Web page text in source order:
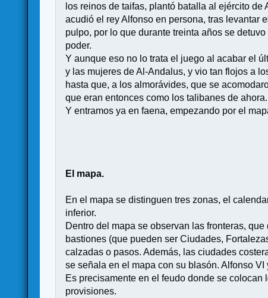
los reinos de taifas, plantó batalla al ejército
acudió el rey Alfonso en persona, tras levantar
pulpo, por lo que durante treinta años se
poder.
Y aunque eso no lo trata el juego al acabar el
y las mujeres de Al-Andalus, y vio tan flojos a
hasta que, a los almorávides, que se
que eran entonces como los talibanes de ahora.
Y entramos ya en faena, empezando por el
El mapa.
En el mapa se distinguen tres zonas, el
inferior.
Dentro del mapa se observan las fronteras,
bastiones (que pueden ser Ciudades,
calzadas o pasos. Además, las ciudades
se señala en el mapa con su blasón. Alfonso
Es precisamente en el feudo donde se
provisiones.